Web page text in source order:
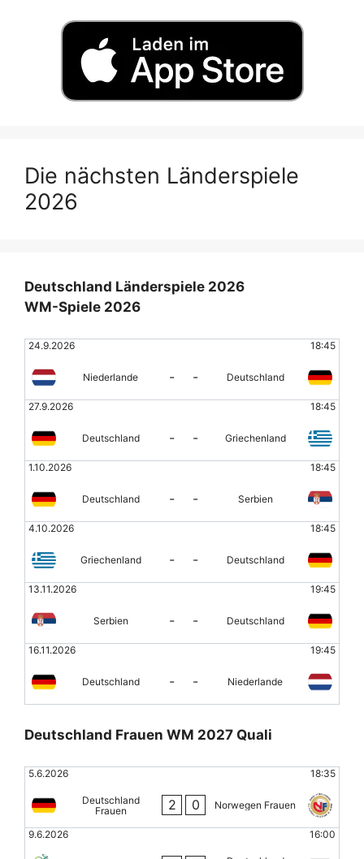
Die nächsten Länderspiele
2026
Deutschland Länderspiele 2026
WM-Spiele 2026
24.9.2026 18:45
Niederlande - - Deutschland
27.9.2026 18:45
Deutschland - - Griechenland
1.10.2026 18:45
Deutschland - - Serbien
4.10.2026 18:45
Griechenland - - Deutschland
13.11.2026 19:45
Serbien - - Deutschland
16.11.2026 19:45
Deutschland - - Niederlande
Deutschland Frauen WM 2027 Quali
5.6.2026 18:35
Deutschland
Frauen
2 0 Norwegen Frauen
9.6.2026 16:00